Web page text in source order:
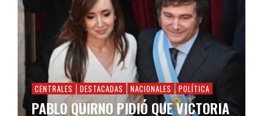
CENTRALES DESTACADAS NACIONALES POLÍTICA
PABLO QUIRNO PIDIÓ QUE VICTORIA